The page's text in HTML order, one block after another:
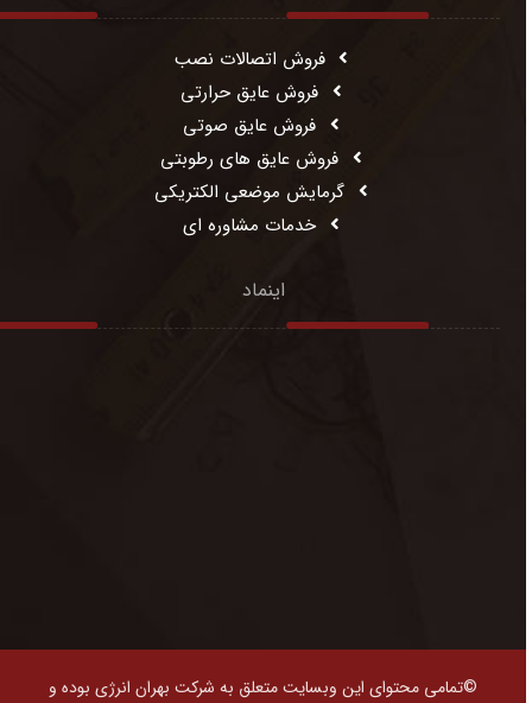
فروش اتصالات نصب
فروش عایق حرارتی
فروش عایق صوتی
فروش عایق های رطوبتی
گرمایش موضعی الکتریکی
خدمات مشاوره ای
اینماد
©تمامی محتوای این وبسایت متعلق به شرکت بهران انرژی بوده و